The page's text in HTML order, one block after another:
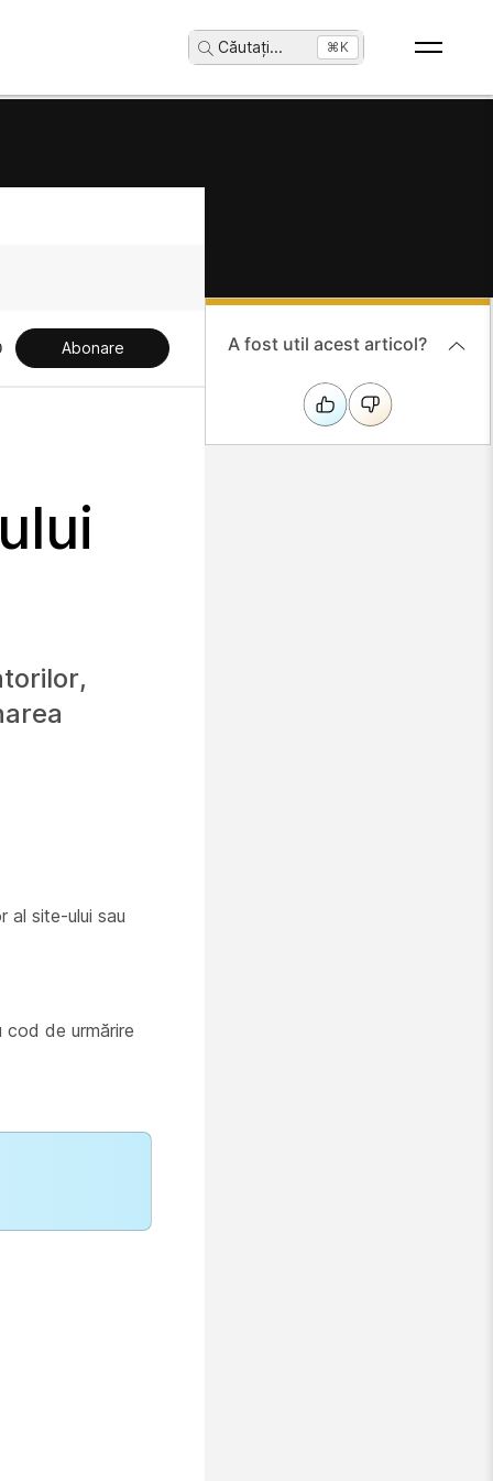
Căutați... ⌘K
Abonare
al site-ului sau
de urmărire
A fost util acest articol?